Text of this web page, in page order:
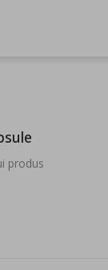
produs